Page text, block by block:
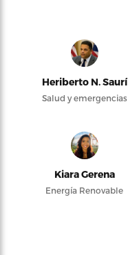
Heriberto N. Saurí
Salud y emergencias
Kiara Gerena
Energía Renovable